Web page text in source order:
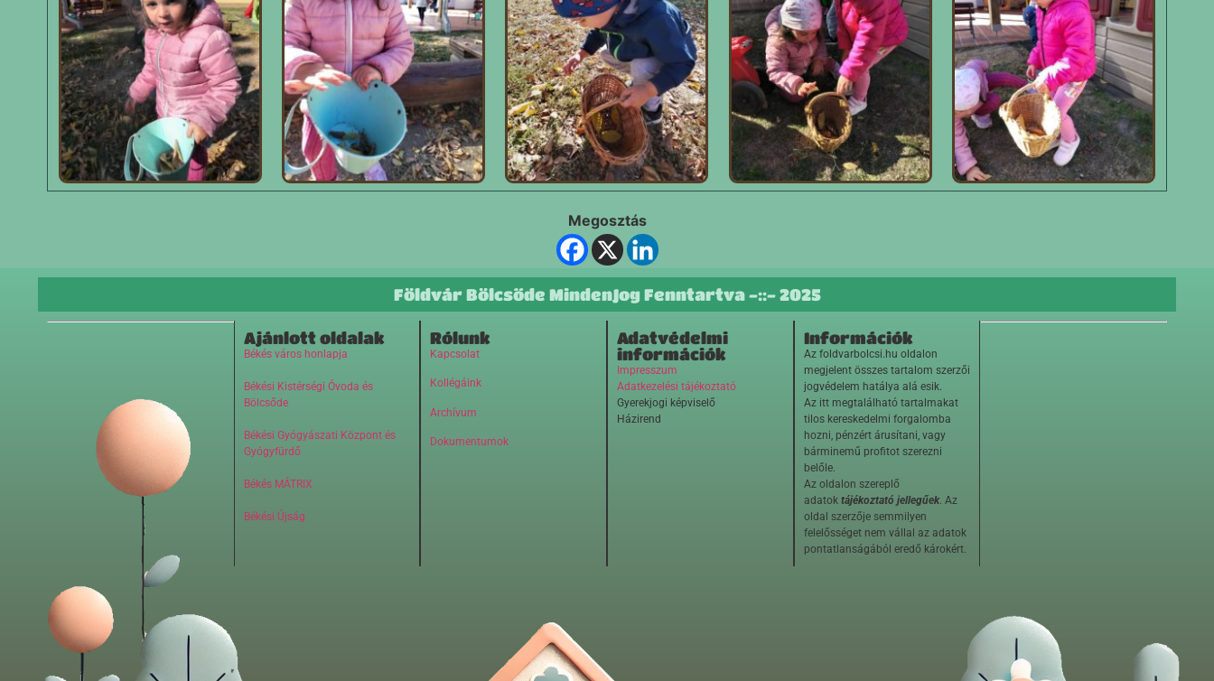
Megosztás
Földvár Bölcsőde MindenJog Fenntartva -::- 2025
Ajánlott oldalak
Békés város honlapja
Békési Kistérségi Óvoda és
Bölcsőde
Békési Gyógyászati Központ és
Gyógyfürdő
Békés MÁTRIX
Békési Újság
Rólunk
Kapcsolat
Kollégáink
Archívum
Dokumentumok
Adatvédelmi
információk
Impresszum
Adatkezelési tájékoztató
Gyerekjogi képviselő
Házirend
Információk
Az foldvarbolcsi.hu oldalon
megjelent összes tartalom szerzői
jogvédelem hatálya alá esik.
Az itt megtalálható tartalmakat
tilos kereskedelmi forgalomba
hozni, pénzért árusítani, vagy
bárminemű profitot szerezni
belőle.
Az oldalon szereplő
adatok tájékoztató jellegűek. Az
oldal szerzője semmilyen
felelősséget nem vállal az adatok
pontatlanságából eredő károkért.